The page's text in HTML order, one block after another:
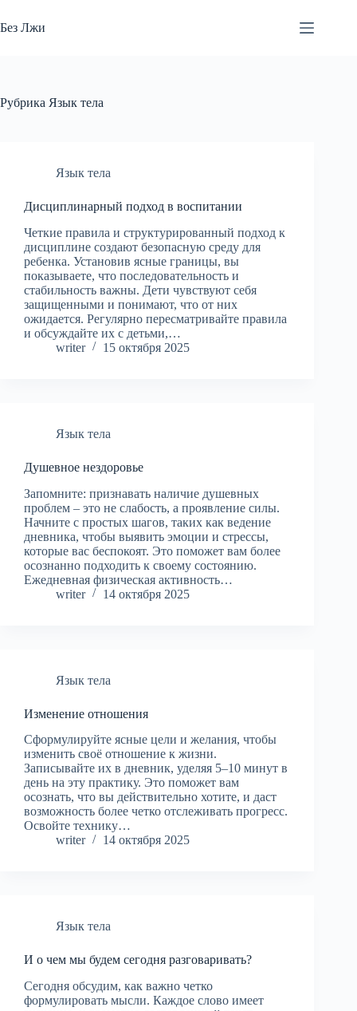
к
сути
Без Лжи
Рубрика Язык тела
Язык тела
Дисциплинарный подход в воспитании
Четкие правила и структурированный подход к
дисциплине создают безопасную среду для
ребенка. Установив ясные границы, вы
показываете, что последовательность и
стабильность важны. Дети чувствуют себя
защищенными и понимают, что от них
ожидается. Регулярно пересматривайте правила
и обсуждайте их с детьми,…
writer
15 октября 2025
Язык тела
Душевное нездоровье
Запомните: признавать наличие душевных
проблем – это не слабость, а проявление силы.
Начните с простых шагов, таких как ведение
дневника, чтобы выявить эмоции и стрессы,
которые вас беспокоят. Это поможет вам более
осознанно подходить к своему состоянию.
Ежедневная физическая активность…
writer
14 октября 2025
Язык тела
Изменение отношения
Сформулируйте ясные цели и желания, чтобы
изменить своё отношение к жизни.
Записывайте их в дневник, уделяя 5–10 минут в
день на эту практику. Это поможет вам
осознать, что вы действительно хотите, и даст
возможность более четко отслеживать прогресс.
Освойте технику…
writer
14 октября 2025
Язык тела
И о чем мы будем сегодня разговаривать?
Сегодня обсудим, как важно четко
формулировать мысли. Каждое слово имеет